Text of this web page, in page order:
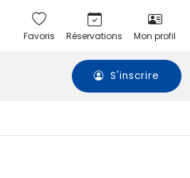
Favoris Réservations Mon profil
S'inscrire